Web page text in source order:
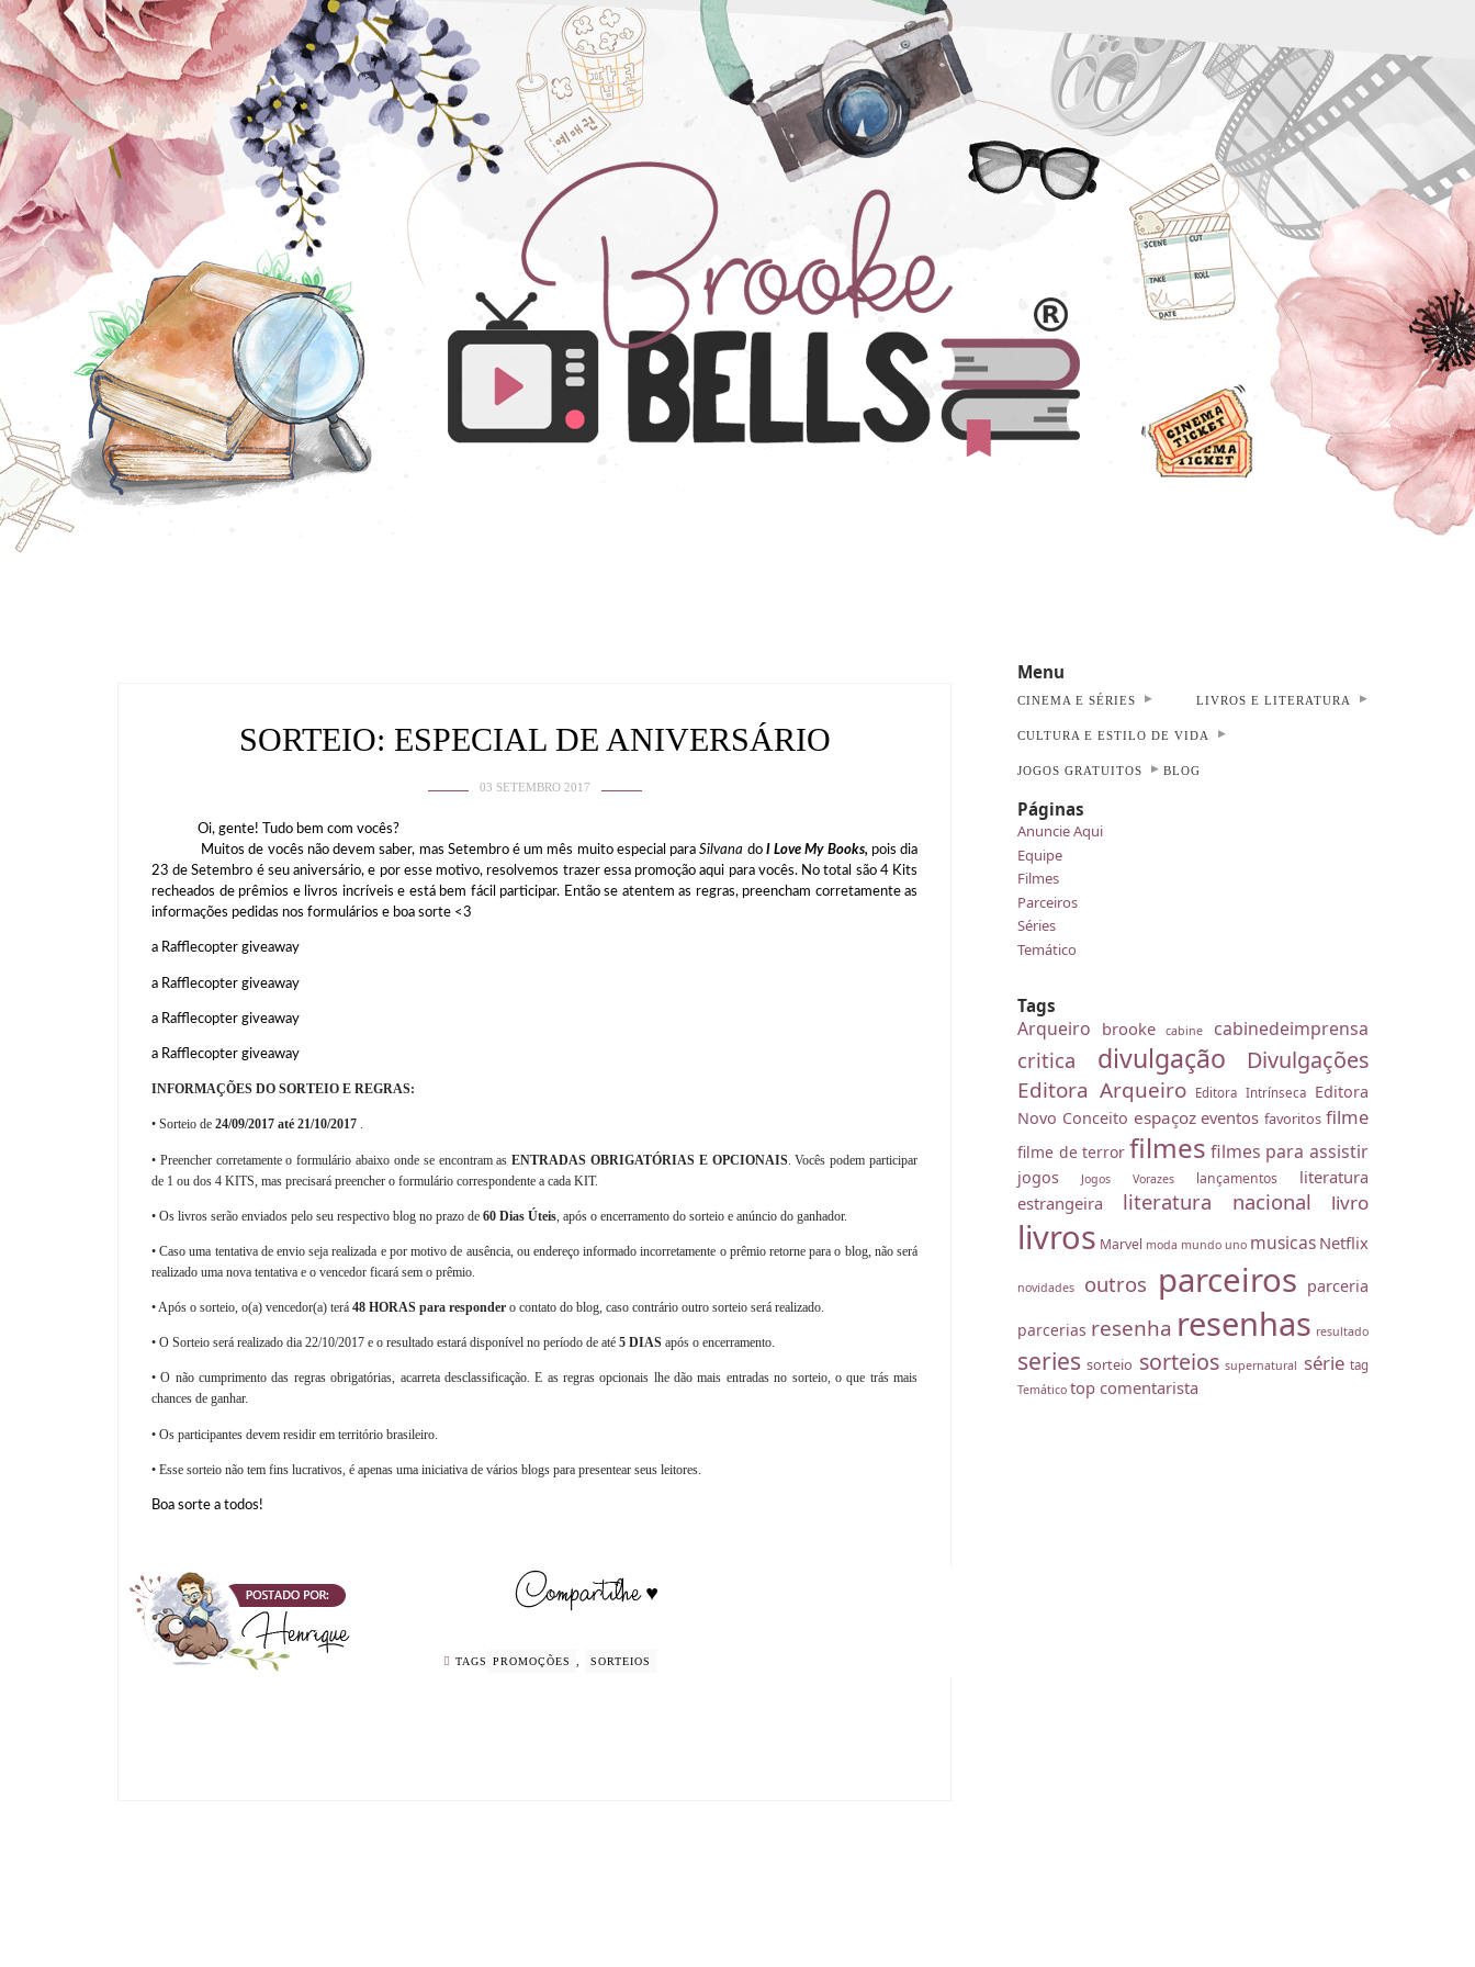
SORTEIO: ESPECIAL DE ANIVERSÁRIO
03 SETEMBRO 2017
Oi, gente! Tudo bem com vocês?
Muitos de vocês não devem saber, mas Setembro é um mês muito especial paraSilvana do I Love My Books, pois dia
23 de Setembro é seu aniversário, e por esse motivo, resolvemos trazer essa promoção aqui para vocês. No total são 4 Kits
recheados de prêmios e livros incríveis e está bem fácil participar. Então se atentem as regras, preencham corretamente as
informações pedidas nos formulários e boa sorte <3
a Rafflecopter giveaway
a Rafflecopter giveaway
a Rafflecopter giveaway
a Rafflecopter giveaway
INFORMAÇÕES DO SORTEIO E REGRAS:
• Sorteio de 24/09/2017 até 21/10/2017 .
• Preencher corretamente o formulário abaixo onde se encontram asENTRADAS OBRIGATÓRIAS E OPCIONAIS. Vocês podem participar
de 1 ou dos 4 KITS, mas precisará preencher o formulário correspondente a cada KIT.
• Os livros serão enviados pelo seu respectivo blog no prazo de 60 Dias Úteis , após o encerramento do sorteio e anúncio do ganhador.
• Caso uma tentativa de envio seja realizada e por motivo de ausência, ou endereço informado incorretamente o prêmio retorne para o blog, não será
realizado uma nova tentativa e o vencedor ficará sem o prêmio.
• Após o sorteio, o(a) vencedor(a) terá 48 HORAS para responder o contato do blog, caso contrário outro sorteio será realizado.
• O Sorteio será realizado dia 22/10/2017 e o resultado estará disponível no período de até 5 DIAS após o encerramento.
• O não cumprimento das regras obrigatórias, acarreta desclassificação. E as regras opcionais lhe dão mais entradas no sorteio, o que trás mais
chances de ganhar.
• Os participantes devem residir em território brasileiro.
• Esse sorteio não tem fins lucrativos, é apenas uma iniciativa de vários blogs para presentear seus leitores.
Boa sorte a todos!
TAGS PROMOÇÕES SORTEIOS
Menu
CINEMA E SÉRIES LIVROS E LITERATURA
CULTURA E ESTILO DE VIDA
JOGOS GRATUITOS BLOG
Páginas
Anuncie Aqui
Equipe
Filmes
Parceiros
Séries
Temático
Tags
Arqueiro brooke cabine cabinedeimprensa
critica divulgação Divulgações
Editora Arqueiro Editora Intrínseca Editora
Novo Conceito espaçoz eventos favoritos filme
filme de terror filmes filmes para assistir
jogos Jogos Vorazes lançamentos
literatura
estrangeira
literatura nacional livro
livros Marvel moda mundo uno musicas Netflix
novidades outros parceiros parceria
parcerias resenha resenhas resultado
series sorteio sorteios supernatural série tag
Temático top comentarista